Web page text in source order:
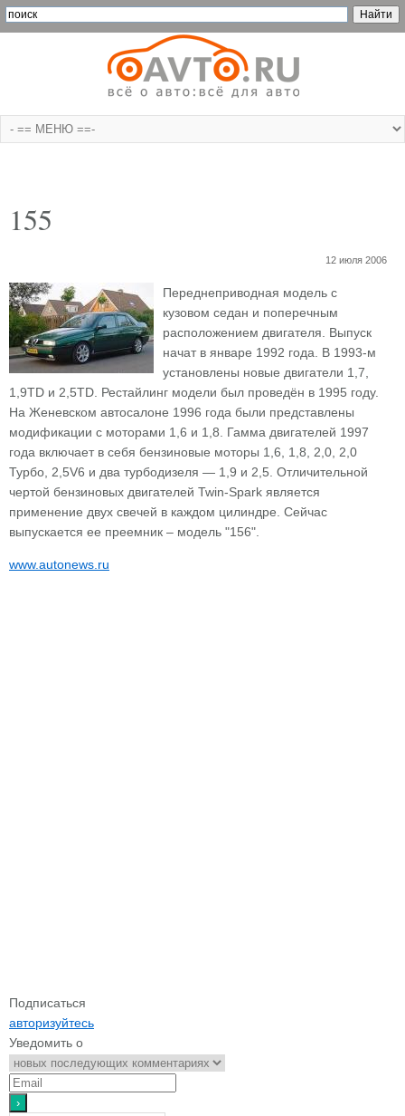
155
12 июля 2006
Переднеприводная модель с
кузовом седан и поперечным
расположением двигателя. Выпуск
начат в январе 1992 года. В 1993-м
установлены новые двигатели 1,7,
1,9TD и 2,5TD. Рестайлинг модели был проведён в 1995 году.
На Женевском автосалоне 1996 года были представлены
модификации с моторами 1,6 и 1,8. Гамма двигателей 1997
года включает в себя бензиновые моторы 1,6, 1,8, 2,0, 2,0
Турбо, 2,5V6 и два турбодизеля — 1,9 и 2,5. Отличительной
чертой бензиновых двигателей Twin-Spark является
применение двух свечей в каждом цилиндре. Сейчас
выпускается ее преемник – модель "156".
www.autonews.ru
Подписаться
авторизуйтесь
Уведомить о